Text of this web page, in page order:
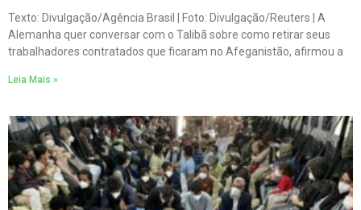
Texto: Divulgação/Agência Brasil | Foto: Divulgação/Reuters | A
Alemanha quer conversar com o Talibã sobre como retirar seus
trabalhadores contratados que ficaram no Afeganistão, afirmou a
Leia Mais »